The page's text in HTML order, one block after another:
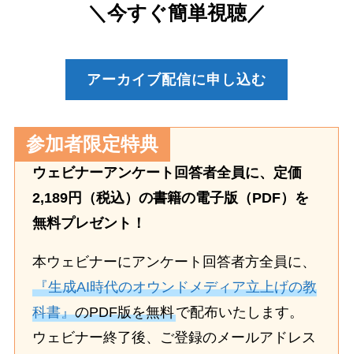
＼今すぐ簡単視聴／
アーカイブ配信に申し込む
参加者限定特典
ウェビナーアンケート回答者全員に、定価
2,189円（税込）の書籍の電子版（PDF）を
無料プレゼント！
本ウェビナーにアンケート回答者方全員に、
『生成AI時代のオウンドメディア立上げの教
科書』のPDF版を無料で配布いたします。
ウェビナー終了後、ご登録のメールアドレス